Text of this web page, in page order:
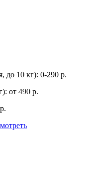
до 10 кг): 0-290 р.
от 490 р.